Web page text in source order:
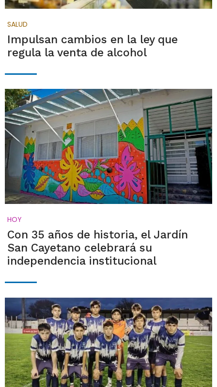
SALUD
Impulsan cambios en la ley que
regula la venta de alcohol
HOY
Con 35 años de historia, el Jardín
San Cayetano celebrará su
independencia institucional